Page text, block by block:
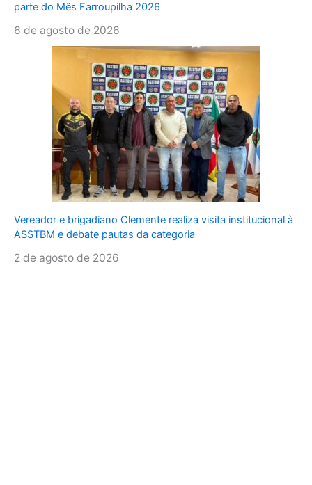
parte do Mês Farroupilha 2026
6 de agosto de 2026
Vereador e brigadiano Clemente realiza visita institucional à
ASSTBM e debate pautas da categoria
2 de agosto de 2026